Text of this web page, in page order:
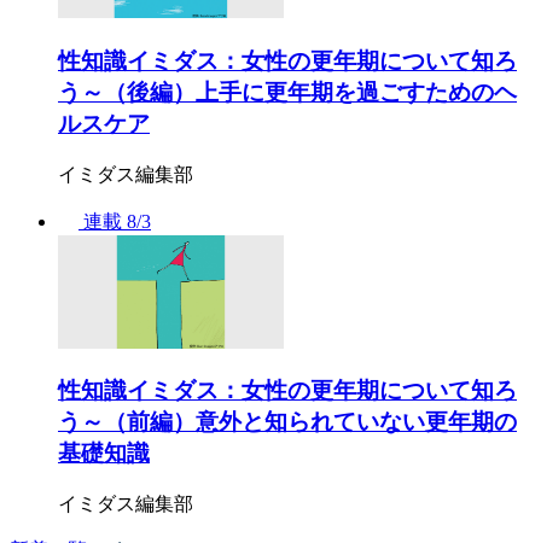
性知識イミダス：女性の更年期について知ろ
う～（後編）上手に更年期を過ごすためのヘ
ルスケア
イミダス編集部
連載 8/3
性知識イミダス：女性の更年期について知ろ
う～（前編）意外と知られていない更年期の
基礎知識
イミダス編集部